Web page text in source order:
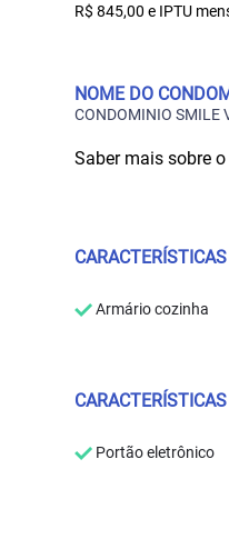
R$ 845,00 e IPTU
NOME DO
CONDOMINIO SMILE
Saber mais sobre
Armário cozinha
Portão eletrônico